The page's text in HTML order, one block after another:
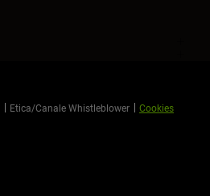
Etica/Canale Whistleblower Cookies